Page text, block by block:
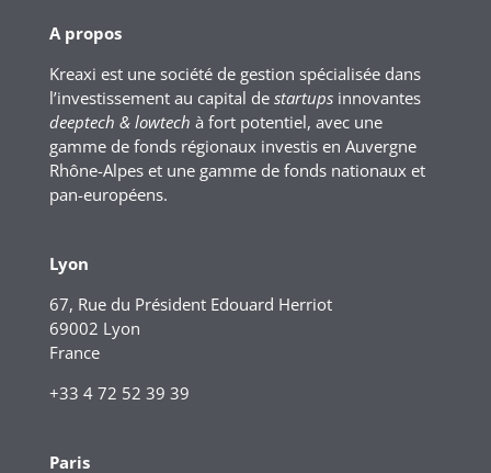
A propos
Kreaxi est une société de gestion spécialisée dans
l’investissement au capital de startupsinnovantes
deeptech & lowtech à fort potentiel, avec une
gamme de fonds régionaux investis en Auvergne
Rhône-Alpes et une gamme de fonds nationaux et
pan-européens.
Lyon
67, Rue du Président Edouard Herriot
69002 Lyon
France
+33 4 72 52 39 39
Paris